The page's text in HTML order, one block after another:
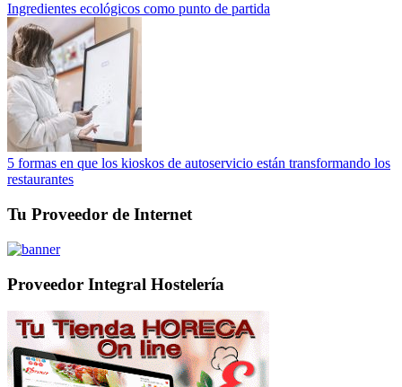
Ingredientes ecológicos como punto de partida
5 formas en que los kioskos de autoservicio están transformando los
restaurantes
Tu Proveedor de Internet
Proveedor Integral Hostelería